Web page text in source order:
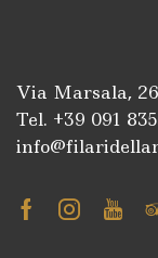
Via Marsala,
Tel. +39 091
Facebook